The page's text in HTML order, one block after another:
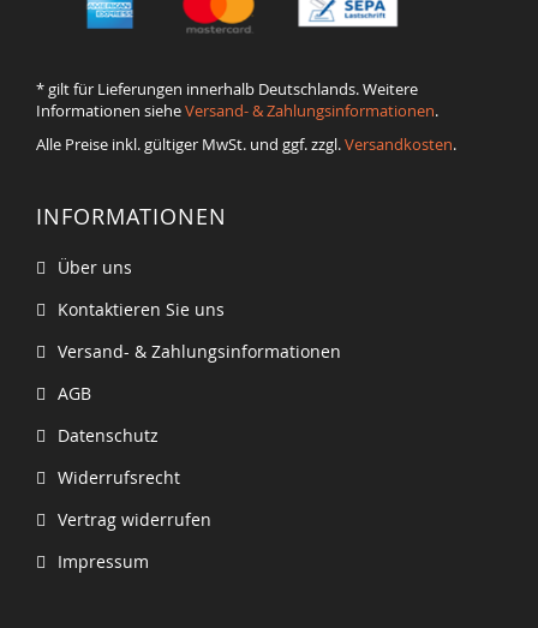
* gilt für Lieferungen innerhalb Deutschlands. Weitere
Informationen sieheVersand- & Zahlungsinformationen.
Alle Preise inkl. gültiger MwSt. und ggf. zzgl.Versandkosten.
INFORMATIONEN
Über uns
Kontaktieren Sie uns
Versand- & Zahlungsinformationen
AGB
Datenschutz
Widerrufsrecht
Vertrag widerrufen
Impressum